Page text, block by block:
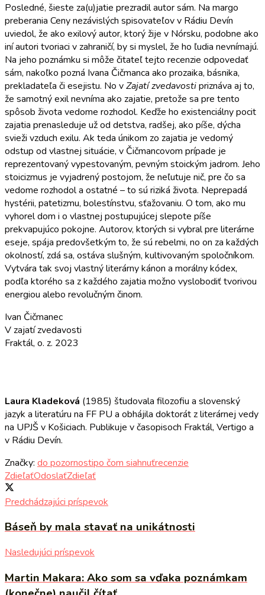
Posledné, šieste za(u)jatie prezradil autor sám. Na margo
preberania Ceny nezávislých spisovateľov v Rádiu Devín
uviedol, že ako exilový autor, ktorý žije v Nórsku, podobne ako
iní autori tvoriaci v zahraničí, by si myslel, že ho ľudia nevnímajú.
Na jeho poznámku si môže čitateľ tejto recenzie odpovedať
sám, nakoľko pozná Ivana Čičmanca ako prozaika, básnika,
prekladateľa či esejistu. No vZajatí zvedavostipriznáva aj to,
že samotný exil nevníma ako zajatie, pretože sa pre tento
spôsob života vedome rozhodol. Keďže ho existenciálny pocit
zajatia prenasleduje už od detstva, radšej, ako píše, dýcha
svieži vzduch exilu. Ak teda únikom zo zajatia je vedomý
odstup od vlastnej situácie, v Čičmancovom prípade je
reprezentovaný vypestovaným, pevným stoickým jadrom. Jeho
stoicizmus je vyjadrený postojom, že neľutuje nič, pre čo sa
vedome rozhodol a ostatné – to sú riziká života. Neprepadá
hystérii, patetizmu, bolestínstvu, sťažovaniu. O tom, ako mu
vyhorel dom i o vlastnej postupujúcej slepote píše
prekvapujúco pokojne. Autorov, ktorých si vybral pre literárne
eseje, spája predovšetkým to, že sú rebelmi, no on za každých
okolností, zdá sa, ostáva slušným, kultivovaným spoločníkom.
Vytvára tak svoj vlastný literárny kánon a morálny kódex,
podľa ktorého sa z každého zajatia možno vyslobodiť tvorivou
energiou alebo revolučným činom.
Ivan Čičmanec
V zajatí zvedavosti
Fraktál, o. z. 2023
Laura Kladeková (1985) študovala filozofiu a slovenský
jazyk a literatúru na FF PU a obhájila doktorát z literárnej vedy
na UPJŠ v Košiciach. Publikuje v časopisoch Fraktál, Vertigo a
v Rádiu Devín.
Značky: do pozornostipo čom siahnuťrecenzie
ZdieľaťOdoslaťZdieľať
Predchádzajúci príspevok
Báseň by mala stavať na unikátnosti
Nasledujúci príspevok
Martin Makara: Ako som sa vďaka poznámkam